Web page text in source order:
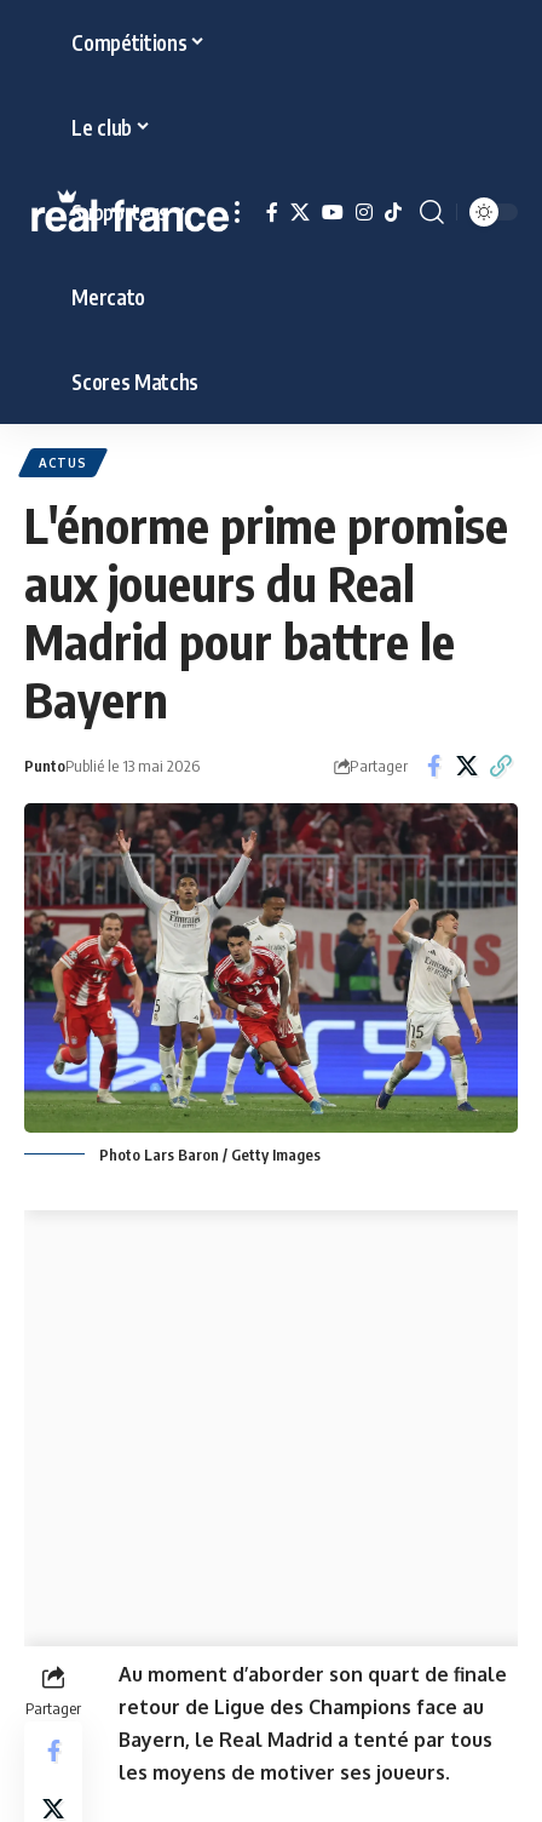
Compétitions
Le club
Supporters
Mercato
Scores Matchs
ACTUS
L'énorme prime promise
aux joueurs du Real
Madrid pour battre le
Bayern
PuntoPublié le 13 mai 2026 Partager
Photo Lars Baron / Getty Images
Partager
Au moment d’aborder son quart de finale
retour de Ligue des Champions face au
Bayern, le Real Madrid a tenté par tous
les moyens de motiver ses joueurs.